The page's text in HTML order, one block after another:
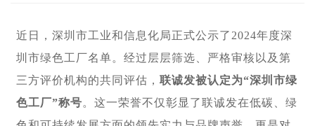
近日，深圳市工业和信息化局正式公示了2024年度深
圳市绿色工厂名单。经过层层筛选、严格审核以及第
三方评价机构的共同评估， 联诚发被认定为“深圳市绿
色工厂”称号。这一荣誉不仅彰显了联诚发在低碳、绿